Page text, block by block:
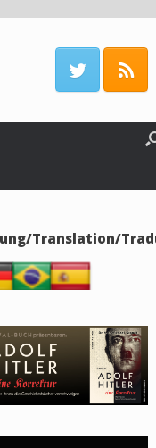
Translation/